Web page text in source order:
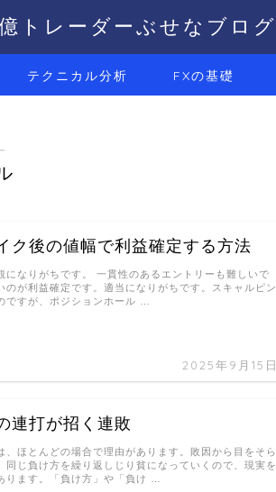
トレーダーぶせなブログ
テクニカル分析 FXの基礎
ク後の値幅で利益確定する方法
2025年9月15日
になりがちです。 一貫性のあるエントリーも難しいで
のが利益確定です。適当になりがちです。スキャルピン
ですが、ポジションホール …
連打が招く連敗
、ほとんどの場合で理由があります。敗因から目をそら
同じ負け方を繰り返しじり貧になっていくので、現実を
ります。「負け方」や「負け …